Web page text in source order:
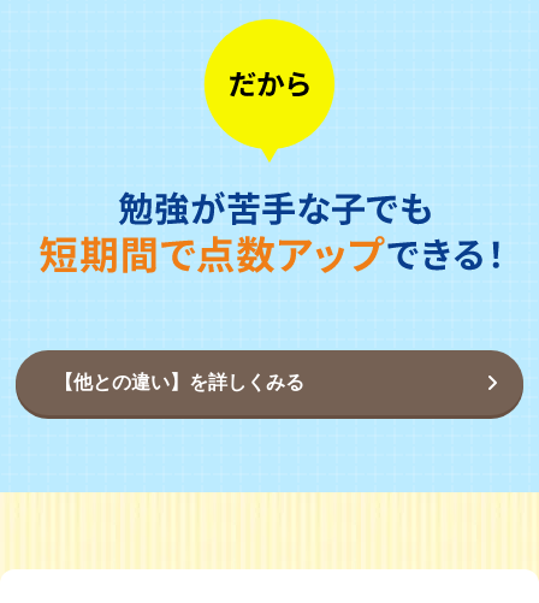
【他との違い】を詳しくみる